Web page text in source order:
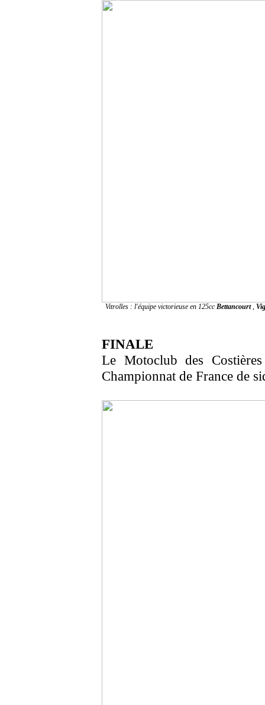
Vitrolles : l'équipe victorieuse en 125ccBettancourt,
FINALE
Le Motoclub des
Championnat de France de